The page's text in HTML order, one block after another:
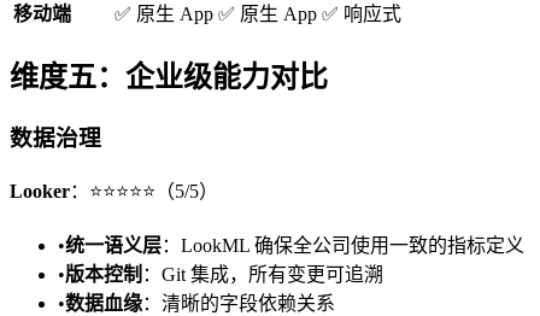
移动端
✅ 原生 App ✅ 原生 App ✅ 响应式
维度五：企业级能力对比
数据治理
Looker：⭐⭐⭐⭐⭐（5/5）
•统一语义层：LookML 确保全公司使用一致的指标定义
•版本控制 ：Git 集成，所有变更可追溯
•数据血缘：清晰的字段依赖关系